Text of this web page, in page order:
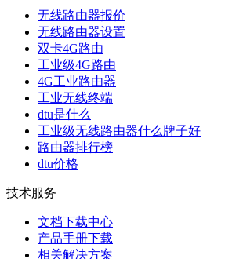
无线路由器报价
无线路由器设置
双卡4G路由
工业级4G路由
4G工业路由器
工业无线终端
dtu是什么
工业级无线路由器什么牌子好
路由器排行榜
dtu价格
技术服务
文档下载中心
产品手册下载
相关解决方案